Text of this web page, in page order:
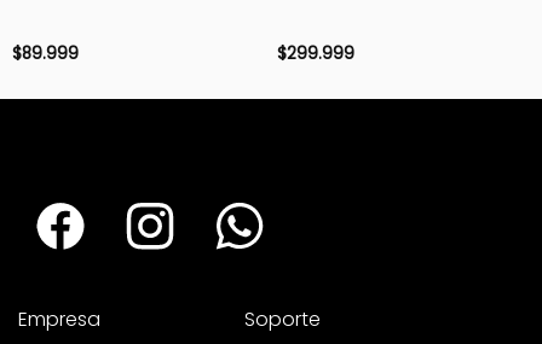
$89.999 $299.999
Empresa
Soporte